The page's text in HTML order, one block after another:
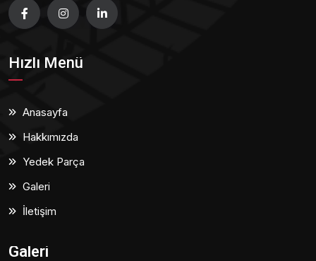
Hızlı Menü
Anasayfa
Hakkımızda
Yedek Parça
Galeri
İletişim
Galeri